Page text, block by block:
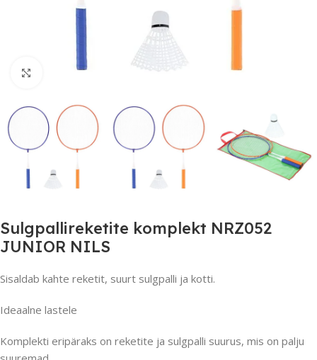
Suurendamiseks klõpsake
Sulgpallireketite komplekt NRZ052
JUNIOR NILS
Sisaldab kahte reketit, suurt sulgpalli ja kotti.
Ideaalne lastele
Komplekti eripäraks on reketite ja sulgpalli suurus, mis on palju